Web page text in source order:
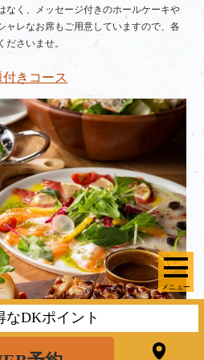
メニュー
なく、メッセージ付きのホールケーキや
ャレなお席もご用意していますので、各
さいませ。
きコース
なDKポイント